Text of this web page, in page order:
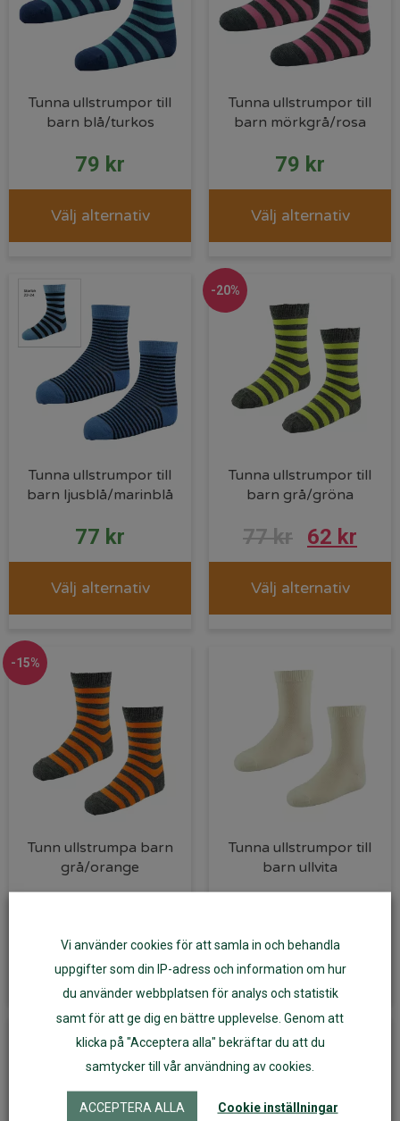
Tunna ullstrumpor till
barn blå/turkos
79 kr
Välj alternativ
Tunna ullstrumpor till
barn mörkgrå/rosa
79 kr
Välj alternativ
Tunna ullstrumpor till
barn ljusblå/marinblå
77 kr
Välj alternativ
-20%
Tunna ullstrumpor till
barn grå/gröna
77kr 62 kr
Välj alternativ
-15%
Tunn ullstrumpa barn
grå/orange
Välj alternativ
Tunna ullstrumpor till
barn ullvita
Välj alternativ
Vi använder cookies för att samla in och behandla
uppgifter som din IP-adress och information om hur
du använder webbplatsen för analys och statistik
samt för att ge dig en bättre upplevelse. Genom att
klicka på "Acceptera alla" bekräftar du att du
samtycker till vår användning av cookies.
ACCEPTERA ALLA Cookie inställningar